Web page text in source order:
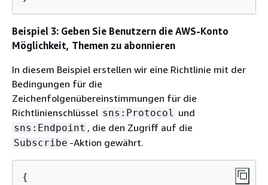
Beispiel 3: Geben Sie Benutzern die AWS-Konto
Möglichkeit, Themen zu abonnieren
In diesem Beispiel erstellen wir eine Richtlinie mit der
Bedingungen für die
Zeichenfolgenübereinstimmungen für die
Richtlinienschlüssel sns:Protocol und
sns:Endpoint , die den Zugriff auf die
Subscribe -Aktion gewährt.
{